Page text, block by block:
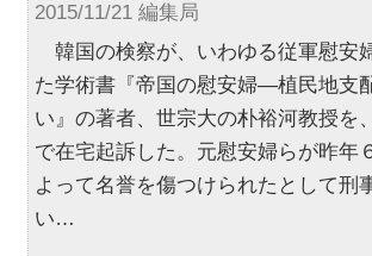
2015/11/21 編集局
韓国の検察が、いわゆる従軍慰安
た学術書『帝国の慰安婦―植民地支
い』の著者、世宗大の朴裕河教授を
で在宅起訴した。元慰安婦らが昨年
よって名誉を傷つけられたとして刑
い…